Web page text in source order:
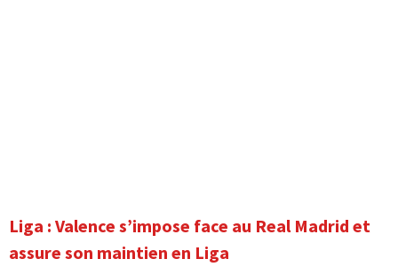
Liga : Valence s’impose face au Real Madrid et
assure son maintien en Liga